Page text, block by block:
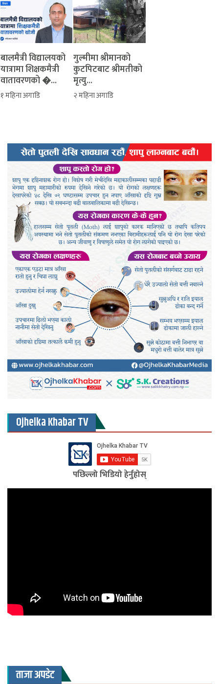
बालमैत्री विद्यालयको
यात्रामा शिक्षकमैत्री
वातावरणको �...
१ महिना अगाडि
‎गुल्मीमा श्रीमानको
कुटपिटबाट श्रीमतीको
मृत्यु...
२ महिना अगाडि
Ojhelka Khabar TV
पछिल्लो भिडियो हेर्नुहोस्
ताजा अपडेट